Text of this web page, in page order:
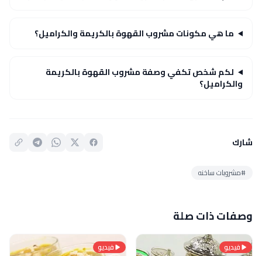
ما هي مكونات مشروب القهوة بالكريمة والكراميل؟
لكم شخص تكفي وصفة مشروب القهوة بالكريمة
والكراميل؟
شارك
#مشروبات ساخنه
وصفات ذات صلة
فيديو فيديو